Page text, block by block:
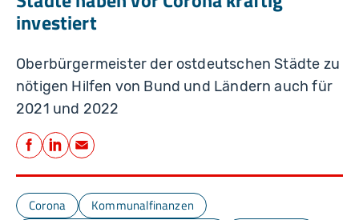
investiert
Oberbürgermeister der ostdeutschen Städte zu
nötigen Hilfen von Bund und Ländern auch für
2021 und 2022
Teilen
Facebook
LinkedIn
E-Mail
Corona
Kommunalfinanzen